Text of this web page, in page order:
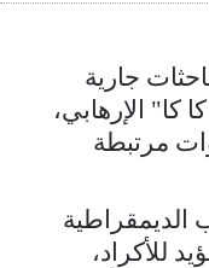
جارية
كا" الإرهابي،
مرتبطة
للأكراد،